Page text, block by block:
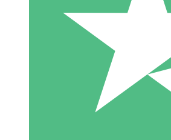
Betaal per gebruik met
1000